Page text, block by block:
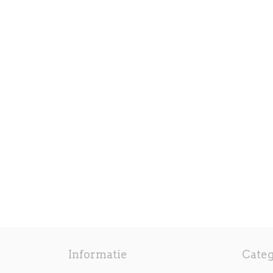
Informatie